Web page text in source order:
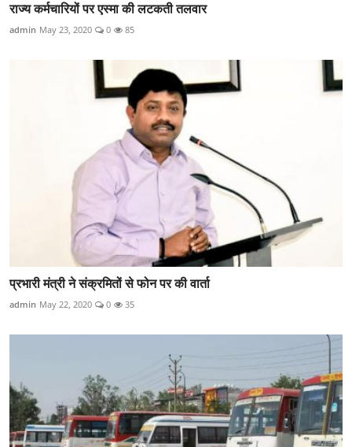
राज्य कर्मचारियों पर एस्मा की लटकती तलवार
admin May 23, 2020 0 85
प्रभारी मंत्री ने संक्रमितों से फोन पर की वार्ता
admin May 22, 2020 0 35